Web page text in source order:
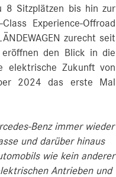
8 Sitzplätzen bis hin zur
Experience-Offroad
zurecht seit
eröffnen den Blick in die
elektrische Zukunft von
2024 das erste Mal
immer wieder
und darüber hinaus
wie kein anderer
Antrieben und